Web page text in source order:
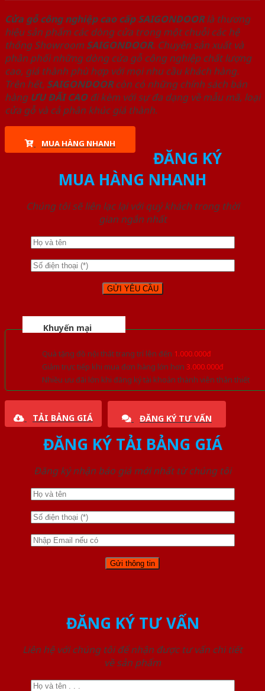
Cửa gỗ công nghiệp cao cấp SAIGONDOORlà thương
hiệu sản phẩm các dòng cửa trong một chuỗi các hệ
thống Showroom SAIGONDOOR. Chuyên sản xuất và
phân phối những dòng cửa gỗ công nghiệp chất lượng
cao, giá thành phù hợp với mọi nhu cầu khách hàng.
Trên hết, SAIGONDOORcòn có những chính sách bán
hàng ƯU ĐÃI CAOđi kèm với sự đa dạng về mẫu mã, loại
cửa gỗ và cả phân khúc giá thành.
MUA HÀNG NHANH
ĐĂNG KÝ
MUA HÀNG NHANH
Chúng tôi sẽ liên lạc lại với quý khách trong thời
gian ngắn nhất
Khuyến mại
Quà tặng đồ nội thất trang trí lên đến 1.000.000đ
Giảm trực tiếp khi mua đơn hàng lớn hơn 3.000.000đ
Nhiều ưu đãi lớn khi đăng ký tài khoản thành viên thân thiết
TẢI BẢNG GIÁ ĐĂNG KÝ TƯ VẤN
ĐĂNG KÝ TẢI BẢNG GIÁ
Đăng ký nhận báo giá mới nhất từ chúng tôi
ĐĂNG KÝ TƯ VẤN
Liên hệ với chúng tôi để nhận được tư vấn chi tiết
về sản phẩm